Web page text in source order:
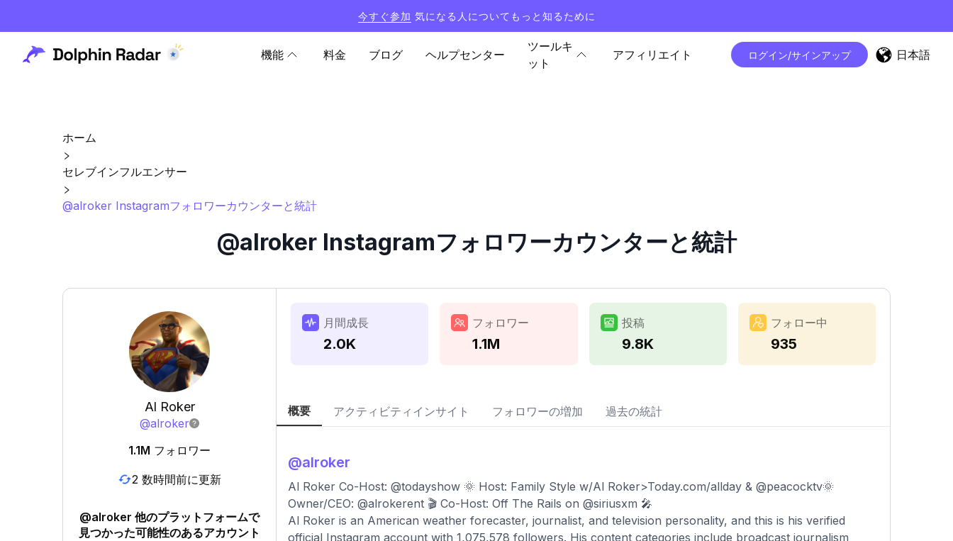
今すぐ参加 気になる人についてもっと知るために
機能 料金 ブログ ヘルプセンター
ツールキ
ット
アフィリエイト ログイン/サインアップ 日本語
ホーム
セレブインフルエンサー
@alroker Instagramフォロワーカウンターと統計
@alroker Instagramフォロワーカウンターと統計
Al Roker
@alroker
1.1M フォロワー
2 数時間前に更新
@alroker 他のプラットフォームで
見つかった可能性のあるアカウント
月間成長
2.0K
フォロワー
1.1M
投稿
9.8K
フォロー中
935
概要 アクティビティインサイト フォロワーの増加 過去の統計
@alroker
Al Roker Co-Host: @todayshow 🌞 Host: Family Style w/Al Roker>Today.com/allday & @peacocktv🌞
Owner/CEO: @alrokerent 🎬 Co-Host: Off The Rails on @siriusxm 🎤
Al Roker is an American weather forecaster, journalist, and television personality, and this is his verified
official Instagram account with 1,075,578 followers. His content categories include broadcast journalism